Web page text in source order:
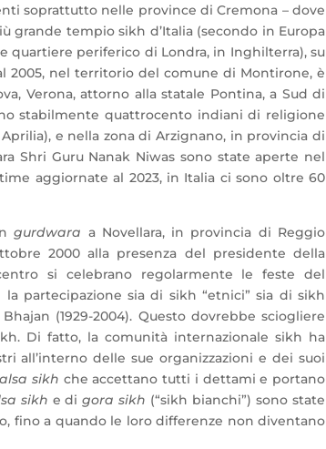
soprattutto nelle province di Cremona – dove
grande tempio sikh d’Italia (secondo in Europa
quartiere periferico di Londra, in Inghilterra), su
2005, nel territorio del comune di Montirone, è
Verona, attorno alla statale Pontina, a Sud di
stabilmente quattrocento indiani di religione
e nella zona di Arzignano, in provincia di
Shri Guru Nanak Niwas sono state aperte nel
aggiornate al 2023, in Italia ci sono oltre 60
gurdwara a Novellara, in provincia di Reggio
2000 alla presenza del presidente della
si celebrano regolarmente le feste del
partecipazione sia di sikh “etnici” sia di sikh
(1929-2004). Questo dovrebbe sciogliere
Di fatto, la comunità internazionale sikh ha
all’interno delle sue organizzazioni e dei suoi
sikh che accettano tutti i dettami e portano
sikh e digora sikh (“sikh bianchi”) sono state
fino a quando le loro differenze non diventano